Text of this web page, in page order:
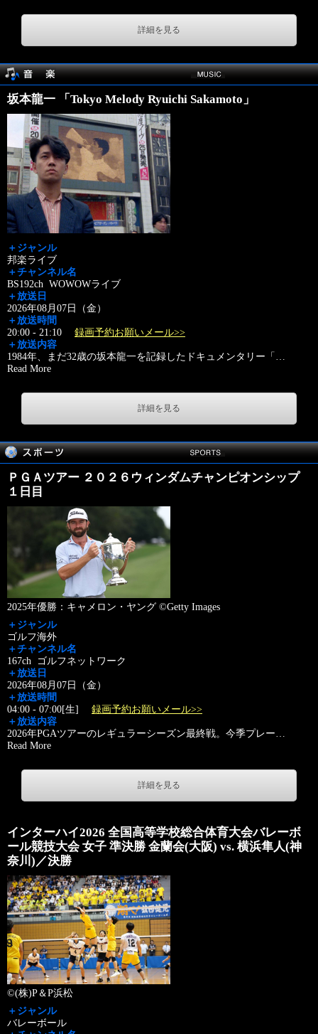
詳細を見る
坂本龍一 「Tokyo Melody Ryuichi Sakamoto」
＋ジャンル
邦楽ライブ
＋チャンネル名
BS192ch WOWOWライブ
＋放送日
2026年08月07日（金）
＋放送時間
20:00 - 21:10 録画予約お願いメール>>
＋放送内容
1984年、まだ32歳の坂本龍一を記録したドキュメンタリー「 …
Read More
詳細を見る
ＰＧＡツアー ２０２６ウィンダムチャンピオンシップ
１日目
2025年優勝：キャメロン・ヤング ©Getty Images
＋ジャンル
ゴルフ海外
＋チャンネル名
167ch ゴルフネットワーク
＋放送日
2026年08月07日（金）
＋放送時間
04:00 - 07:00[生] 録画予約お願いメール>>
＋放送内容
2026年PGAツアーのレギュラーシーズン最終戦。今季プレー…
Read More
詳細を見る
インターハイ2026 全国高等学校総合体育大会バレーボ
ール競技大会 女子 準決勝 金蘭会(大阪) vs. 横浜隼人(神
奈川)／決勝
©(株)P＆P浜松
＋ジャンル
バレーボール